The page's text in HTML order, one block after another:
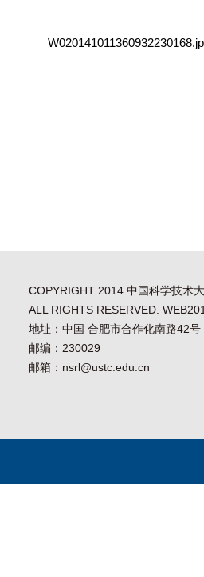
COPYRIGHT 2014 中国科学技术
ALL RIGHTS RESERVED.
地址：中国 合肥市合作化南路42号
邮编：230029
邮箱：nsrl@ustc.edu.cn